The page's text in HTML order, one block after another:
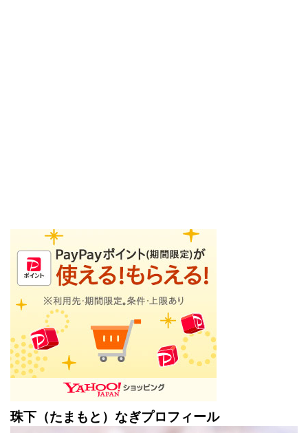
珠下（たまもと）なぎプロフィール